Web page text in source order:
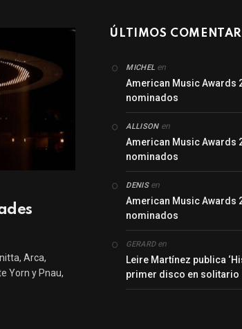
Arca,
Yorn y Pnau,
ÚLTIMOS
MICHEL en
American Music Awards
nominados
ALLISONen
American Music Awards
nominados
DENISen
American Music Awards
nominados
GERARDen
Leire Martínez publica
primer disco en solitario